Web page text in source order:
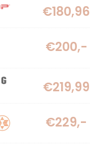
€180,96
€200,-
€219,99
€229,-